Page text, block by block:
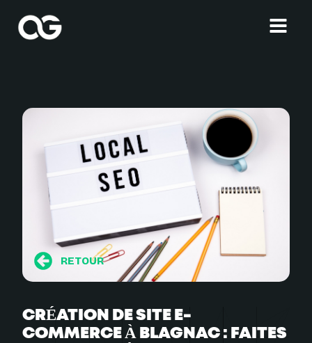
RETOUR
CRÉATION DE SITE E-
COMMERCE À BLAGNAC : FAITES